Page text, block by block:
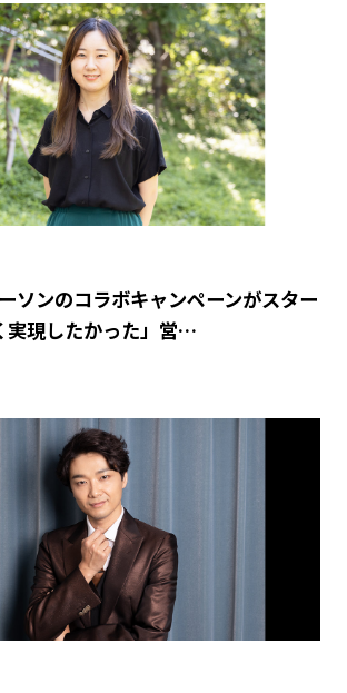
ソンのコラボキャンペーンがスター
実現したかった」営…